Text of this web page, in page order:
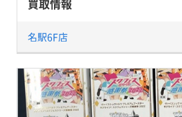
名駅6F店